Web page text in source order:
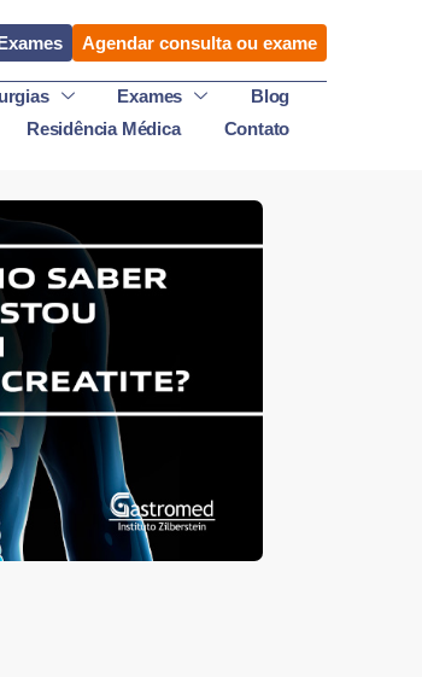
Agendar consulta ou exame
Exames
Blog
Residência Médica
Contato